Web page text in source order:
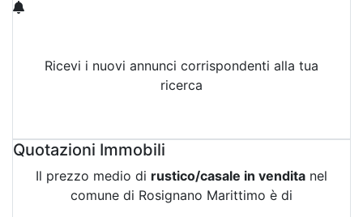
Ricevi i nuovi annunci corrispondenti alla tua
ricerca
Quotazioni Immobili
Il prezzo medio di rustico/casale in vendita nel
comune di Rosignano Marittimo è di